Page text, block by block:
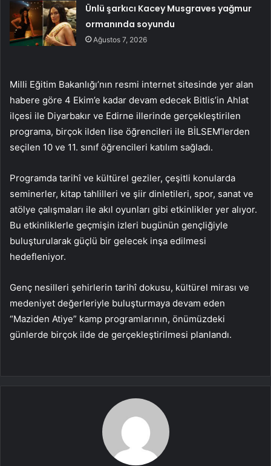
Ünlü şarkıcı Kacey Musgraves yağmur
ormanında soyundu
Ağustos 7, 2026
Milli Eğitim Bakanlığı’nın resmi internet sitesinde yer alan
habere göre 4 Ekim’e kadar devam edecek Bitlis’in Ahlat
ilçesi ile Diyarbakır ve Edirne illerinde gerçekleştirilen
programa, birçok ilden lise öğrencileri ile BİLSEM’lerden
seçilen 10 ve 11. sınıf öğrencileri katılım sağladı.
Programda tarihî ve kültürel geziler, çeşitli konularda
seminerler, kitap tahlilleri ve şiir dinletileri, spor, sanat ve
atölye çalışmaları ile akıl oyunları gibi etkinlikler yer alıyor.
Bu etkinliklerle geçmişin izleri bugünün gençliğiyle
buluşturularak güçlü bir gelecek inşa edilmesi
hedefleniyor.
Genç nesilleri şehirlerin tarihî dokusu, kültürel mirası ve
medeniyet değerleriyle buluşturmaya devam eden
“Maziden Atiye” kamp programlarının, önümüzdeki
günlerde birçok ilde de gerçekleştirilmesi planlandı.